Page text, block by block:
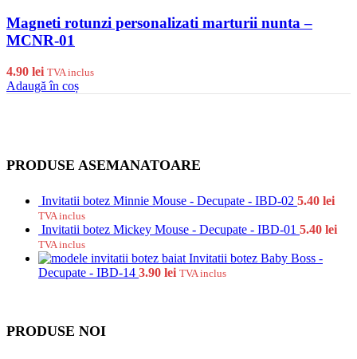
Magneti rotunzi personalizati marturii nunta –
MCNR-01
4.90 lei TVA inclus
Adaugă în coș
PRODUSE ASEMANATOARE
Invitatii botez Minnie Mouse - Decupate - IBD-02 5.40 lei
TVA inclus
Invitatii botez Mickey Mouse - Decupate - IBD-01 5.40 lei
TVA inclus
Invitatii botez Baby Boss -
Decupate - IBD-14 3.90 lei TVA inclus
PRODUSE NOI